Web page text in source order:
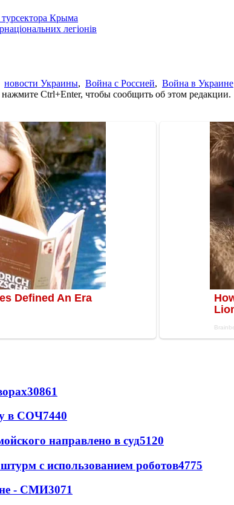
Крыма
легіонів
новости Украины, Война с Россией, Война в Украине
Ctrl+Enter, чтобы сообщить об этом редакции.
30861
в СОЧ7440
направлено в суд5120
с использованием роботов4775
- СМИ3071